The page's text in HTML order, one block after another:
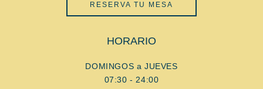
RESERVA TU MESA
HORARIO
DOMINGOS a JUEVES
07:30 - 24:00